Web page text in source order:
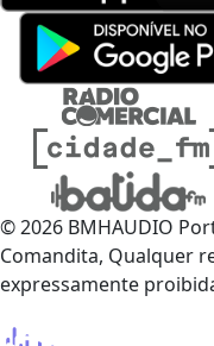
© 2026 BMHAUDIO
Comandita, Qualquer
expressamente